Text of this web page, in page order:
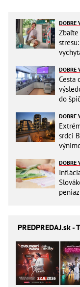
DOBRE
DOBRE
Cesta
do
DOBRE
srdci
DOBRE
PREDPREDAJ.sk -